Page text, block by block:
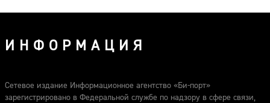
ИНФОРМАЦИЯ
Сетевое издание Информационное агентство «Би-порт»
зарегистрировано в Федеральной службе по надзору в сфере связи,